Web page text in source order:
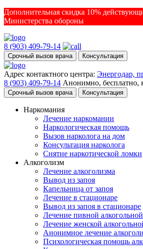
Дополнительная скидка 10%
Министерства обороны
8 (903) 409-79-14
Срочный вызов врача Консультация
Адрес контактного центра: Энергодар,
8 (903) 409-79-14 Анонимно, бесплатно,
Срочный вызов врача Консультация
Наркомания
Лечение наркомании
Наркологическая помощь
Вызов нарколога на дом
Консультация нарколога
Снятие наркотической ломки
Алкоголизм
Лечение алкоголизма
Вывод из запоя
Капельница от запоя
Лечение в стационаре
Вывод из запоя в стационаре
Лечение пивной
Лечение женской
Анонимное лечение
Психологическая помощь